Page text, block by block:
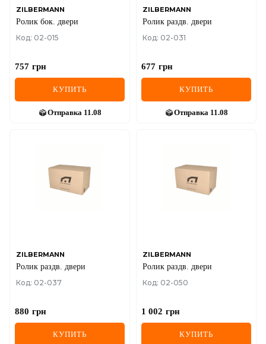
ZILBERMANN
Ролик бок. двери
Код: 02-015
757 грн
КУПИТЬ
Отправка 11.08
ZILBERMANN
Ролик раздв. двери
Код: 02-031
677 грн
КУПИТЬ
Отправка 11.08
ZILBERMANN
Ролик раздв. двери
Код: 02-037
880 грн
КУПИТЬ
ZILBERMANN
Ролик раздв. двери
Код: 02-050
1 002 грн
КУПИТЬ